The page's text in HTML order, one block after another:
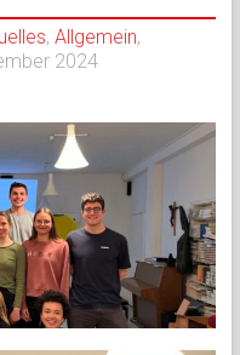
, Allgemein,
2024